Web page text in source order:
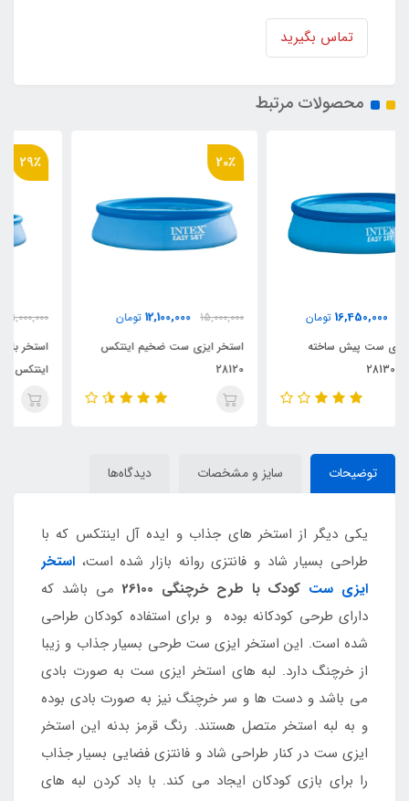
تماس بگیرید
محصولات مرتبط
15,000,000
12,100,000
استخر ایزی ست ضخیم اینتکس
28120
11,000,000
7,850,000
استخر بادی ایزی ست خانوادگی
توضیحات سایز و مشخصات دیدگاه‌ها
یکی دیگر از استخر های جذاب و ایده آل اینتکس که با
طراحی بسیار شاد و فانتزی روانه بازار شده است، استخر
ایزی ست کودک با طرح خرچنگی 26100
می باشد که
دارای طرحی کودکانه بوده و برای استفاده کودکان طراحی
شده است. این استخر ایزی ست طرحی بسیار جذاب و زیبا
از خرچنگ دارد. لبه های استخر ایزی ست به صورت بادی
می باشد و دست ها و سر خرچنگ نیز به صورت بادی بوده
و به لبه استخر متصل هستند. رنگ قرمز بدنه این استخر
ایزی ست در کنار طراحی شاد و فانتزی فضایی بسیار جذاب
را برای بازی کودکان ایجاد می کند. با باد کردن لبه های